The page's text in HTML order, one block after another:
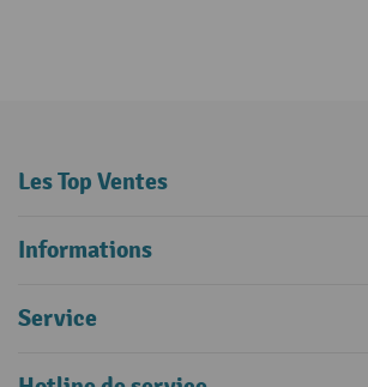
Les Top Ventes
Informations
Service